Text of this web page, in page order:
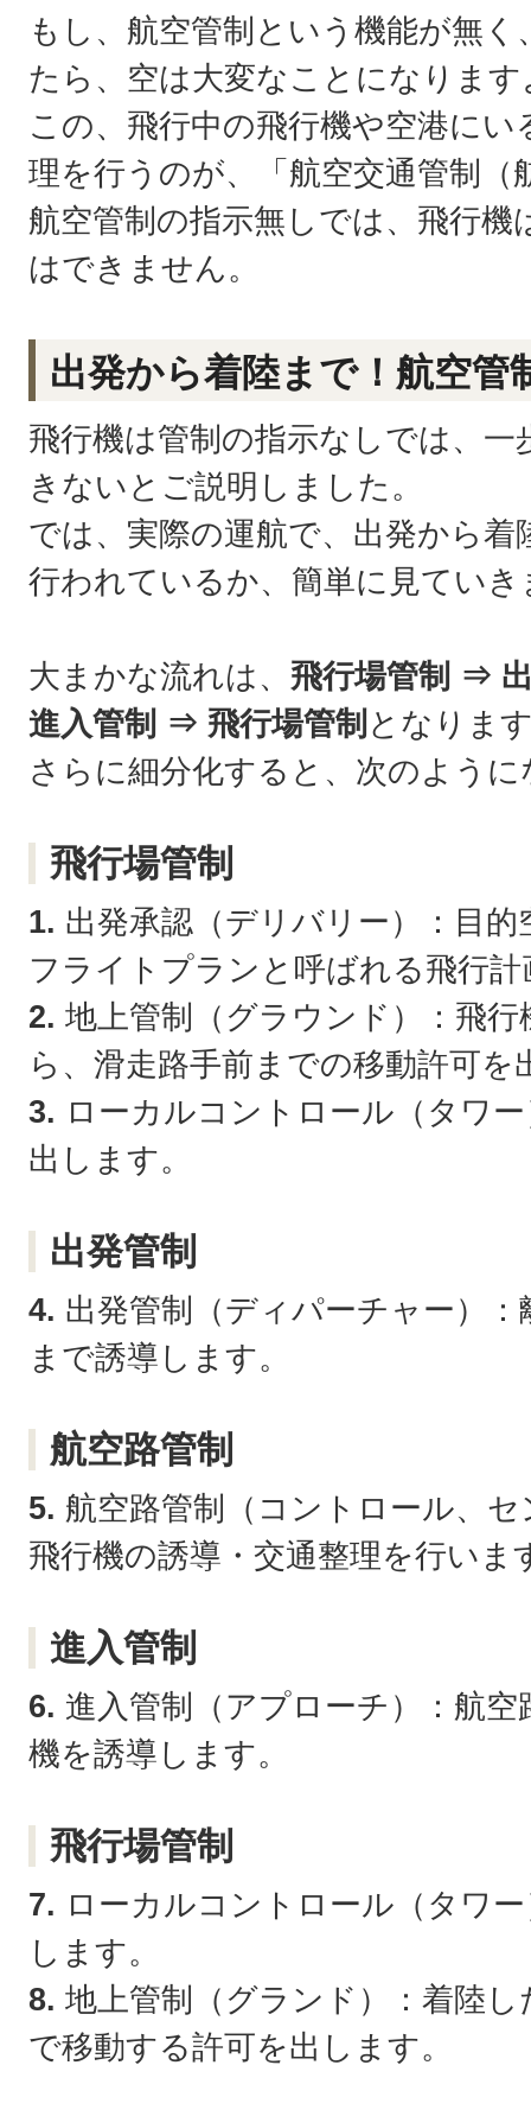
もし、航空管制という機能が無
たら、空は大変なことになります
この、飛行中の飛行機や空港に
理を行うのが、「航空交通管制（
航空管制の指示無しでは、飛行
はできません。
出発から着陸まで！航空管
飛行機は管制の指示なしでは、
きないとご説明しました。
では、実際の運航で、出発から
行われているか、簡単に見てい
大まかな流れは、 飛行場管制 ⇒
進入管制 ⇒ 飛行場管制 となりま
さらに細分化すると、次のよう
飛行場管制
1. 出発承認（デリバリー）：目
フライトプランと呼ばれる飛行
2. 地上管制（グラウンド）：飛
ら、滑走路手前までの移動許可を
3. ローカルコントロール（タワ
出します。
出発管制
4. 出発管制（ディパーチャー）
まで誘導します。
航空路管制
5. 航空路管制（コントロール、
飛行機の誘導・交通整理を行いま
進入管制
6. 進入管制（アプローチ）：航
機を誘導します。
飛行場管制
7. ローカルコントロール（タワ
します。
8. 地上管制（グランド）：着陸
で移動する許可を出します。